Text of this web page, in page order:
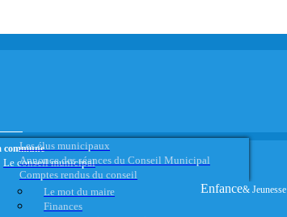
commune
Le conseil municipal
Les élus municipaux
Annonce des séances du Conseil Municipal
Comptes rendus du conseil
Le mot du maire
Finances
Enfance& Jeunesse